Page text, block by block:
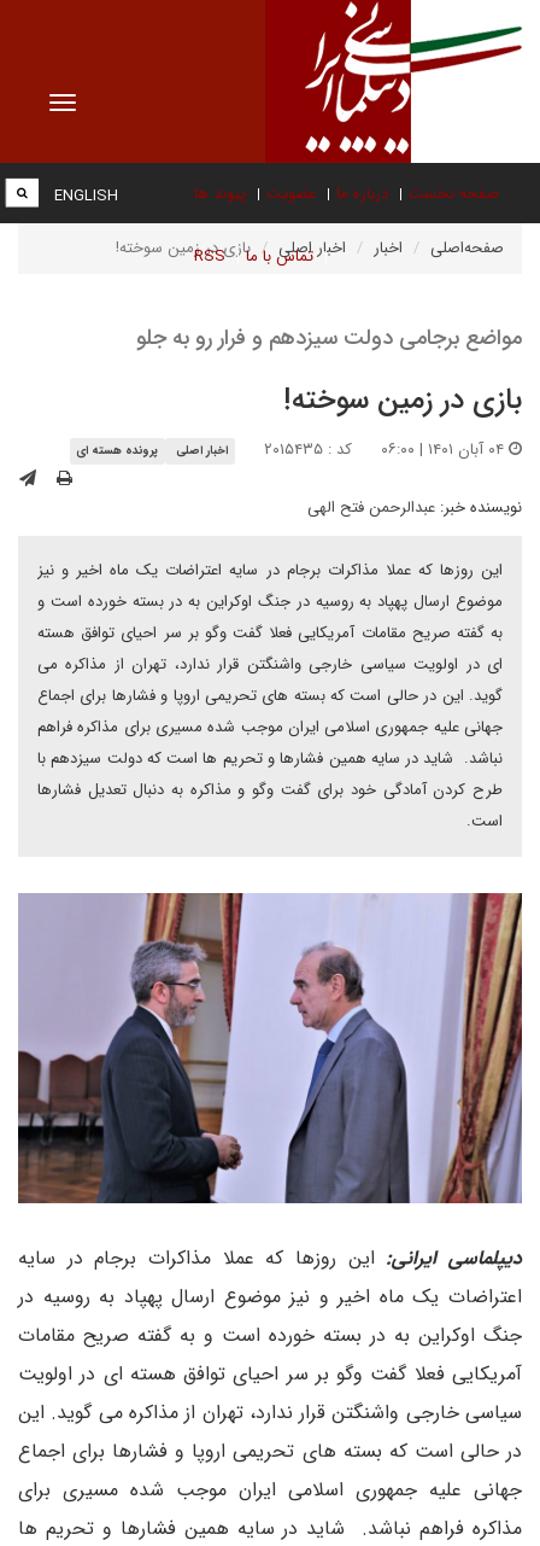
Toggle
صفحه نخست درباره ما عضویت پیوند ها
تماس با ما RSS
ENGLISH
صفحه‌اصلی اخبار اخبار اصلی بازی در زمین سوخته!
مواضع برجامی دولت سیزدهم و فرار رو به جلو
بازی در زمین سوخته!
کد : ۲۰۱۵۴۳۵ اخبار اصلی پرونده هسته ای
نویسنده خبر: عبدالرحمن فتح الهی
این روزها که عملا مذاکرات برجام در سایه اعتراضات یک ماه اخیر و نیز
موضوع ارسال پهپاد به روسیه در جنگ اوکراین به در بسته خورده است و
به گفته صریح مقامات آمریکایی فعلا گفت وگو بر سر احیای توافق هسته
ای در اولویت سیاسی خارجی واشنگتن قرار ندارد، تهران از مذاکره می
گوید. این در حالی است که بسته های تحریمی اروپا و فشارها برای اجماع
جهانی علیه جمهوری اسلامی ایران موجب شده مسیری برای مذاکره فراهم
نباشد. شاید در سایه همین فشارها و تحریم ها است که دولت سیزدهم با
طرح کردن آمادگی خود برای گفت وگو و مذاکره به دنبال تعدیل فشارها
است.
دیپلماسی ایرانی: این روزها که عملا مذاکرات برجام در سایه
اعتراضات یک ماه اخیر و نیز موضوع ارسال پهپاد به روسیه در
جنگ اوکراین به در بسته خورده است و به گفته صریح مقامات
آمریکایی فعلا گفت وگو بر سر احیای توافق هسته ای در اولویت
سیاسی خارجی واشنگتن قرار ندارد، تهران از مذاکره می گوید. این
در حالی است که بسته های تحریمی اروپا و فشارها برای اجماع
جهانی علیه جمهوری اسلامی ایران موجب شده مسیری برای
مذاکره فراهم نباشد. شاید در سایه همین فشارها و تحریم ها